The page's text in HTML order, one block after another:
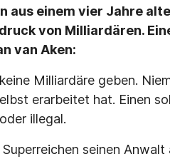
aus einem vier Jahre
von Milliardären.
van Aken:
Milliardäre geben.
erarbeitet hat. Einen
illegal.
seinen